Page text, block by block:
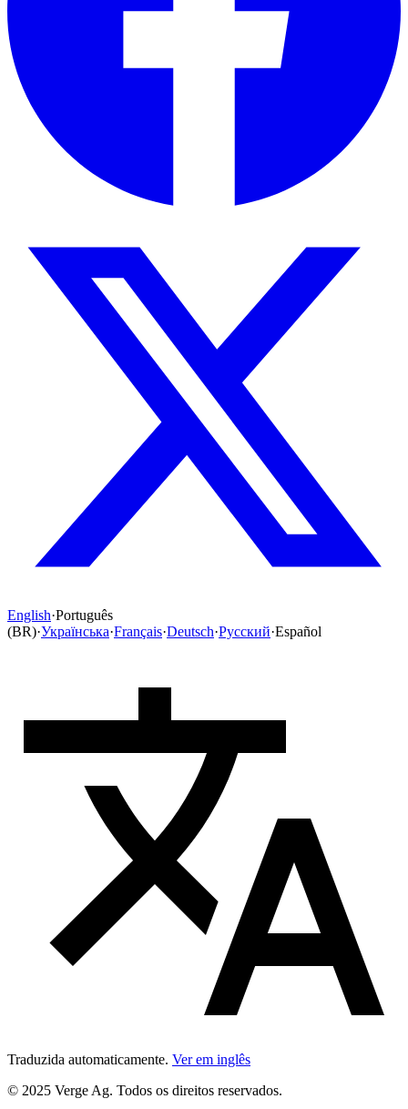
English·Português
(BR)·Українська·Français·Deutsch·Русский·Español
Traduzida automaticamente. Ver em inglês
© 2025 Verge Ag. Todos os direitos reservados.